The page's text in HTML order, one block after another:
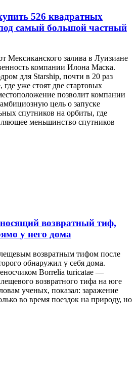
526 квадратных
самый большой частный
Мексиканского залива в Луизиане
компании Илона Маска.
для Starship, почти в 20 раз
уже стоят две стартовых
позволит компании
цель о запуске
спутников на орбиты, где
меньшинство спутников
возвратный тиф,
у него дома
возвратным тифом после
обнаружил у себя дома.
Borrelia turicatae —
возвратного тифа на юге
ученых, показал: заражение
во время поездок на природу, но